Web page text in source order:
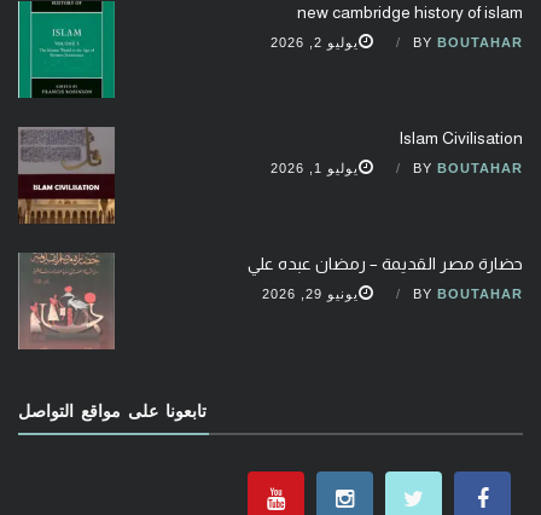
new cambridge history of islam
BY BOUTAHAR يوليو 2, 2026
Islam Civilisation
BY BOUTAHAR يوليو 1, 2026
حضارة مصر القديمة – رمضان عبده علي
BY BOUTAHAR يونيو 29, 2026
تابعونا على مواقع التواصل